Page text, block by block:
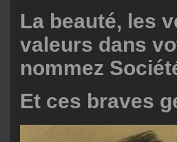
La beauté, les
valeurs dans
nommez
Et ces braves